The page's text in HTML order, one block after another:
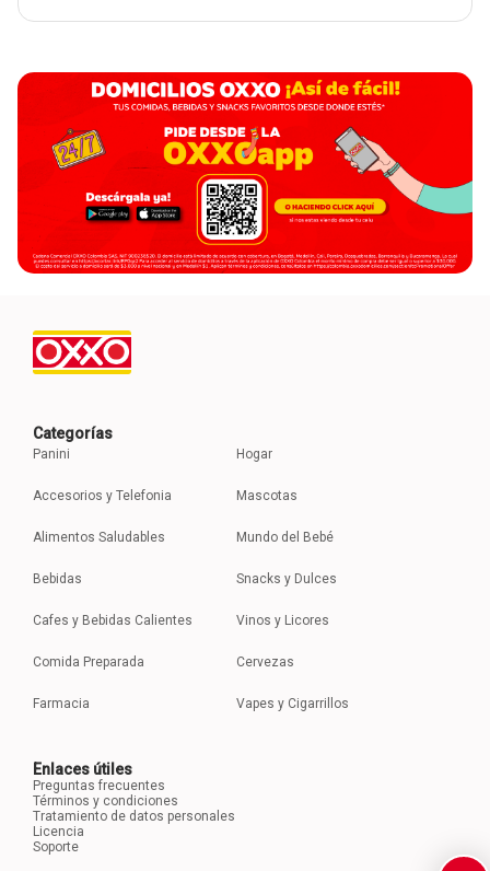
Categorías
Panini
Accesorios y Telefonia
Alimentos Saludables
Bebidas
Cafes y Bebidas Calientes
Comida Preparada
Farmacia
Hogar
Mascotas
Mundo del Bebé
Snacks y Dulces
Vinos y Licores
Cervezas
Vapes y Cigarrillos
Enlaces útiles
Preguntas frecuentes
Términos y condiciones
Tratamiento de datos personales
Licencia
Soporte